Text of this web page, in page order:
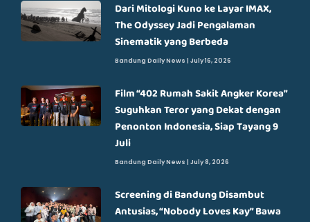
Dari Mitologi Kuno ke Layar IMAX,
The Odyssey Jadi Pengalaman
Sinematik yang Berbeda
Bandung Daily News July 16, 2026
Film “402 Rumah Sakit Angker Korea”
Suguhkan Teror yang Dekat dengan
Penonton Indonesia, Siap Tayang 9
Juli
Bandung Daily News July 8, 2026
Screening di Bandung Disambut
Antusias, “Nobody Loves Kay” Bawa